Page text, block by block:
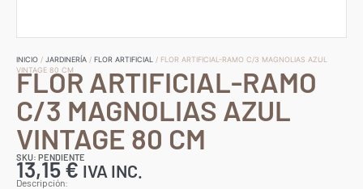
INICIO / JARDINERÍA / FLOR ARTIFICIAL
/ FLOR ARTIFICIAL-RAMO C/3 MAGNOLIAS AZUL
VINTAGE 80 CM
FLOR ARTIFICIAL-RAMO
C/3 MAGNOLIAS AZUL
VINTAGE 80 CM
SKU: PENDIENTE
13,15€ IVA INC.
Descripción: